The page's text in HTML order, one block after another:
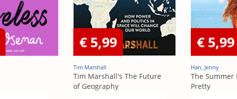
€ 5,99
Tim Marshall
Tim Marshall's The Future
of Geography
€ 5,99
Han, Jenny
The Summer
Pretty